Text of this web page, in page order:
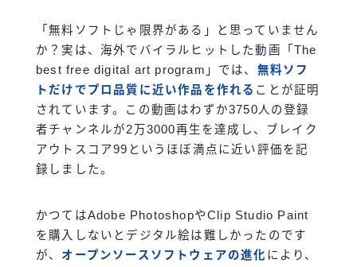
「無料ソフトじゃ限界がある」と思っていません
か？実は、海外でバイラルヒットした動画「The
best free digital art program」では、 無料ソフ
トだけでプロ品質に近い作品を作れる ことが証明
されています。この動画はわずか3750人の登録
者チャンネルが2万3000再生を達成し、ブレイク
アウトスコア99というほぼ満点に近い評価を記
録しました。
かつてはAdobe PhotoshopやClip Studio Paint
を購入しないとデジタル絵は難しかったのです
が、 オープンソースソフトウェアの進化 により、